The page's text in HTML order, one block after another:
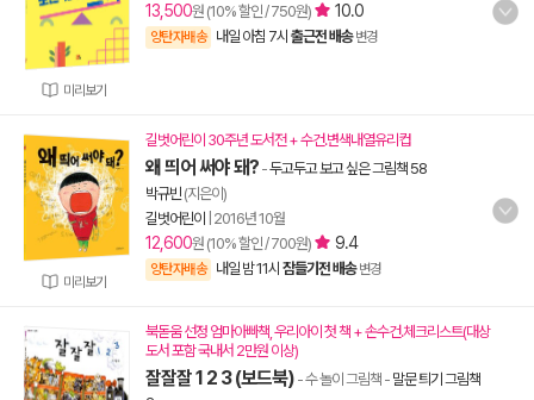
미리보기
13,500원 (10% 할인 / 750원) 10.0
양탄자배송 내일 아침 7시 출근전 배송 변경
미리보기
길벗어린이 30주년 도서전 + 수건.변색내열유리컵
왜 띄어 써야 돼? -두고두고 보고 싶은 그림책 58
박규빈 (지은이)
길벗어린이
2016년 10월
12,600원 (10% 할인 / 700원) 9.4
양탄자배송 내일 밤 11시 잠들기전 배송 변경
북돋움 선정 엄마아빠책, 우리아이 첫 책 + 손수건.체크리스트(대상
도서 포함 국내서 2만원 이상)
잘잘잘 1 2 3 (보드북) - 수 놀이 그림책 - 말문 틔기 그림책